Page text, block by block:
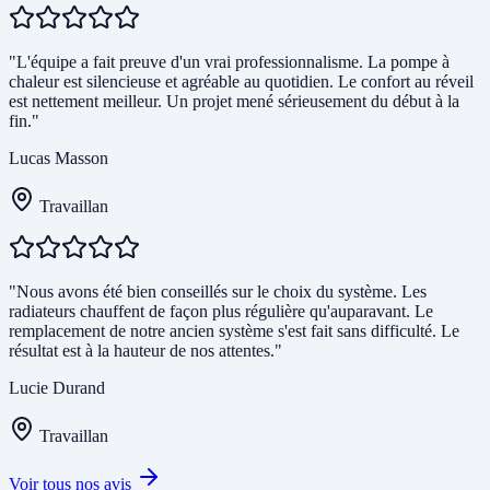
"L'équipe a fait preuve d'un vrai professionnalisme. La pompe à
chaleur est silencieuse et agréable au quotidien. Le confort au réveil
est nettement meilleur. Un projet mené sérieusement du début à la
fin."
Lucas Masson
Travaillan
"Nous avons été bien conseillés sur le choix du système. Les
radiateurs chauffent de façon plus régulière qu'auparavant. Le
remplacement de notre ancien système s'est fait sans difficulté. Le
résultat est à la hauteur de nos attentes."
Lucie Durand
Travaillan
Voir tous nos avis